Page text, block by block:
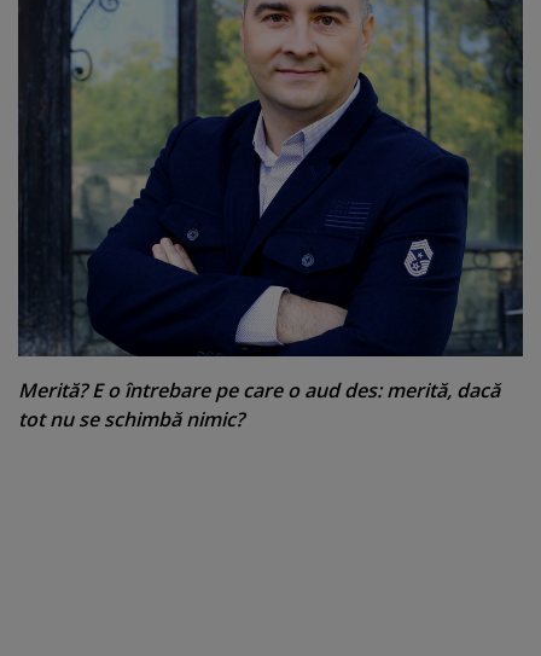
Merită? E o întrebare pe care o aud des: merită, dacă
tot nu se schimbă nimic?